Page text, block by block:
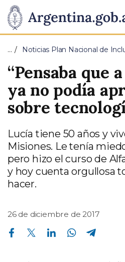
Presidencia
de
la
Nación
Pasar al contenido principal
… Noticias Plan Nacional de
“Pensaba que
ya no podía
sobre
Lucía tiene 50 años y
Misiones. Le tenía
pero hizo el curso de
y hoy cuenta orgullosa
hacer.
26 de diciembre de 2017
Compartir en Facebook Compartir en Twitter Compartir en Linkedin Compartir en Whatsapp